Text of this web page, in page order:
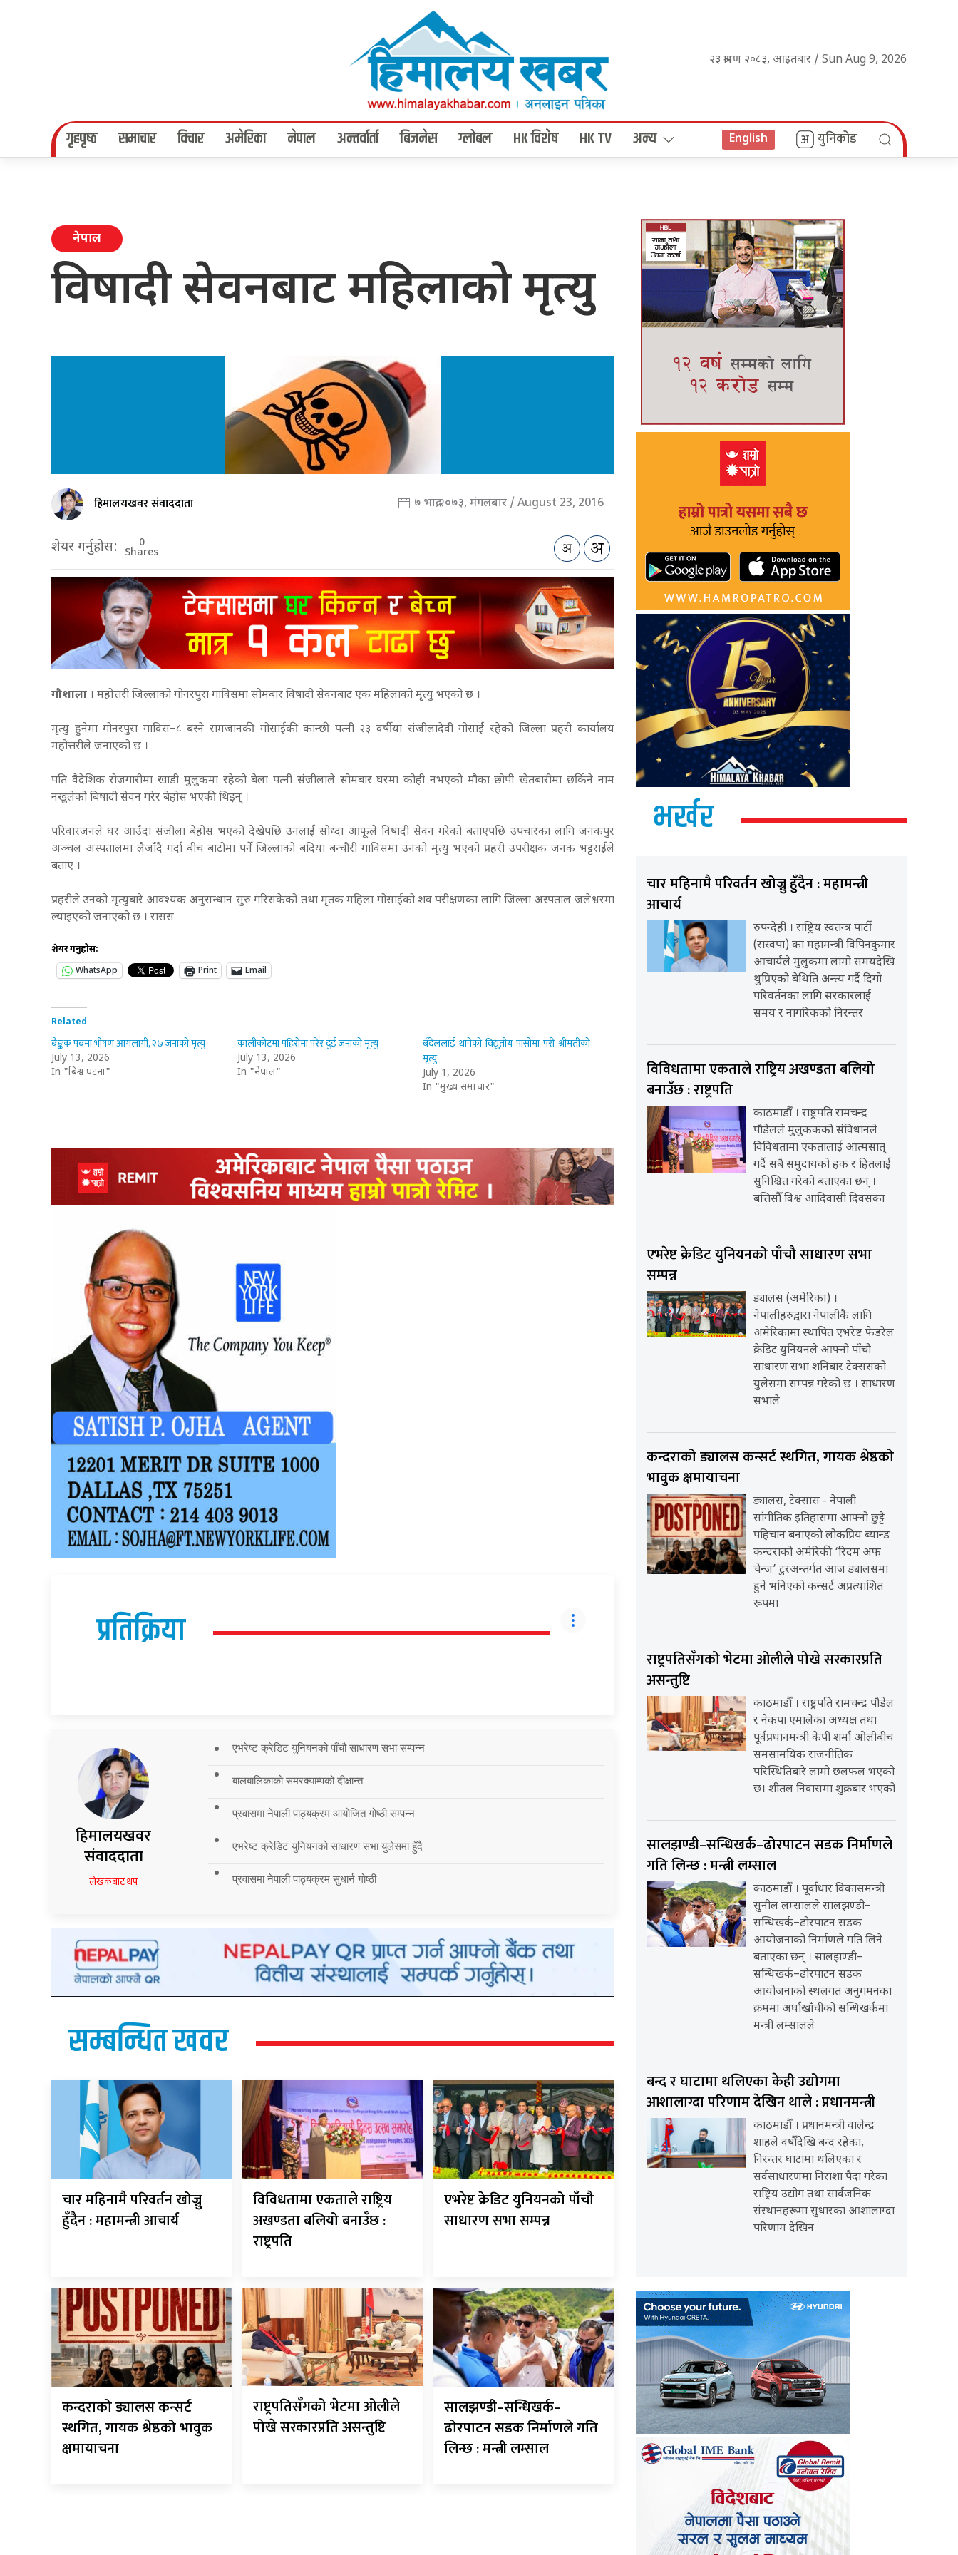
२३ श्रावण २०८३, आइतबार / Sun Aug 9, 2026
गृहपृष्‍ठ समाचार विचार अमेरिका नेपाल अन्तर्वार्ता बिजनेस ग्लोबल HK विशेष HK TV अन्य English युनिकोड
नेपाल
विषादी सेवनबाट महिलाको मृत्यु
हिमालयखवर संवाददाता ७ भाद्र २०७३, मंगलबार / August 23, 2016
शेयर गर्नुहोस: 0
Shares
गौशाला । महोत्तरी जिल्लाको गोनरपुरा गाविसमा सोमबार विषादी सेवनबाट एक महिलाको मृृत्यु भएको छ ।
मृत्यु हुनेमा गोनरपुरा गाविस–८ बस्ने रामजानकी गोसाईंकी कान्छी पत्नी २३ वर्षीया संजीलादेवी गोसाईं रहेको जिल्ला प्रहरी कार्यालय
महोत्तरीले जनाएको छ ।
पति वैदेशिक रोजगारीमा खाडी मुलुकमा रहेको बेला पत्नी संजीलाले सोमबार घरमा कोही नभएको मौका छोपी खेतबारीमा छर्किने नाम
नखुलेको बिषादी सेवन गरेर बेहोस भएकी थिइन् ।
परिवारजनले घर आउँदा संजीला बेहोस भएको देखेपछि उनलाई सोध्दा आफूले विषादी सेवन गरेको बताएपछि उपचारका लागि जनकपुर
अञ्चल अस्पतालमा लैजाँदै गर्दा बीच बाटोमा पर्ने जिल्लाको बदिया बन्चौरी गाविसमा उनको मृत्यु भएको प्रहरी उपरीक्षक जनक भट्टराईले
बताए ।
प्रहरीले उनको मृत्युबारे आवश्यक अनुसन्धान सुरु गरिसकेको तथा मृतक महिला गोसाईंको शव परीक्षणका लागि जिल्ला अस्पताल जलेश्वरमा
ल्याइएको जनाएको छ । रासस
शेयर गर्नुहोस:
WhatsApp
Print Email
Related
बैङ्कक पबमा भीषण आगलागी, २७ जनाको मृत्यु
July 13, 2026
In "बिश्व घटना"
कालीकोटमा पहिरोमा परेर दुई जनाको मृत्यु
July 13, 2026
In "नेपाल"
बँदेललाई थापेको विद्युतीय पासोमा परी श्रीमतीको
मृत्यु
July 1, 2026
In "मुख्य समाचार"
प्रतिक्रिया
हिमालयखवर
संवाददाता
लेखकबाट थप
एभरेष्ट क्रेडिट युनियनको पाँचौ साधारण सभा सम्पन्न
बालबालिकाको समरक्याम्पको दीक्षान्त
प्रवासमा नेपाली पाठ्यक्रम आयोजित गोष्ठी सम्पन्न
एभरेष्ट क्रेडिट युनियनको साधारण सभा युलेसमा हुँदै
प्रवासमा नेपाली पाठ्यक्रम सुधार्न गोष्ठी
सम्बन्धित खवर
चार महिनामै परिवर्तन खोज्नु
हुँदैन : महामन्त्री आचार्य
विविधतामा एकताले राष्ट्रिय
अखण्डता बलियो बनाउँछ :
राष्ट्रपति
एभरेष्ट क्रेडिट युनियनको पाँचौ
साधारण सभा सम्पन्न
कन्दराको ड्यालस कन्सर्ट
स्थगित, गायक श्रेष्ठको भावुक
क्षमायाचना
राष्ट्रपतिसँगको भेटमा ओलीले
पोखे सरकारप्रति असन्तुष्टि
सालझण्डी–सन्धिखर्क–
ढोरपाटन सडक निर्माणले गति
लिन्छ : मन्त्री लम्साल
भर्खर
चार महिनामै परिवर्तन खोज्नु हुँदैन : महामन्त्री
आचार्य
रुपन्देही । राष्ट्रिय स्वतन्त्र पार्टी
(रास्वपा) का महामन्त्री विपिनकुमार
आचार्यले मुलुकमा लामो समयदेखि
थुप्रिएको बेथिति अन्त्य गर्दै दिगो
परिवर्तनका लागि सरकारलाई
समय र नागरिकको निरन्तर
विविधतामा एकताले राष्ट्रिय अखण्डता बलियो
बनाउँछ : राष्ट्रपति
काठमाडौँ । राष्ट्रपति रामचन्द्र
पौडेलले मुलुककको संविधानले
विविधतामा एकतालाई आत्मसात्
गर्दै सबै समुदायको हक र हितलाई
सुनिश्चित गरेको बताएका छन् ।
बत्तिसौँ विश्व आदिवासी दिवसका
एभरेष्ट क्रेडिट युनियनको पाँचौ साधारण सभा
सम्पन्न
ड्यालस (अमेरिका) ।
नेपालीहरुद्वारा नेपालीकै लागि
अमेरिकामा स्थापित एभरेष्ट फेडरेल
क्रेडिट युनियनले आफ्नो पाँचौ
साधारण सभा शनिबार टेक्ससको
युलेसमा सम्पन्न गरेको छ । साधारण
सभाले
कन्दराको ड्यालस कन्सर्ट स्थगित, गायक श्रेष्ठको
भावुक क्षमायाचना
ड्यालस, टेक्सास - नेपाली
सांगीतिक इतिहासमा आफ्नो छुट्टै
पहिचान बनाएको लोकप्रिय ब्यान्ड
कन्दराको अमेरिकी ‘रिदम अफ
चेन्ज’ टुरअन्तर्गत आज ड्यालसमा
हुने भनिएको कन्सर्ट अप्रत्याशित
रूपमा
राष्ट्रपतिसँगको भेटमा ओलीले पोखे सरकारप्रति
असन्तुष्टि
काठमाडौँ । राष्ट्रपति रामचन्द्र पौडेल
र नेकपा एमालेका अध्यक्ष तथा
पूर्वप्रधानमन्त्री केपी शर्मा ओलीबीच
समसामयिक राजनीतिक
परिस्थितिबारे लामो छलफल भएको
छ। शीतल निवासमा शुक्रबार भएको
सालझण्डी–सन्धिखर्क–ढोरपाटन सडक निर्माणले
गति लिन्छ : मन्त्री लम्साल
काठमाडौँ । पूर्वाधार विकासमन्त्री
सुनील लम्सालले सालझण्डी–
सन्धिखर्क–ढोरपाटन सडक
आयोजनाको निर्माणले गति लिने
बताएका छन् । सालझण्डी–
सन्धिखर्क–ढोरपाटन सडक
आयोजनाको स्थलगत अनुगमनका
क्रममा अर्घाखाँचीको सन्धिखर्कमा
मन्त्री लम्सालले
बन्द र घाटामा थलिएका केही उद्योगमा
आशालाग्दा परिणाम देखिन थाले : प्रधानमन्त्री
काठमाडौँ । प्रधानमन्त्री वालेन्द्र
शाहले वर्षौंदेखि बन्द रहेका,
निरन्तर घाटामा थलिएका र
सर्वसाधारणमा निराशा पैदा गरेका
राष्ट्रिय उद्योग तथा सार्वजनिक
संस्थानहरूमा सुधारका आशालाग्दा
परिणाम देखिन